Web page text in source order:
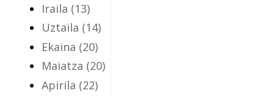
Iraila (13)
Uztaila (14)
Ekaina (20)
Maiatza (20)
Apirila (22)